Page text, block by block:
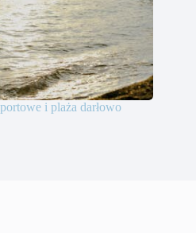
i plaża darłowo